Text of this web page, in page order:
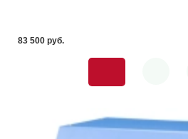
83 500 pуб.